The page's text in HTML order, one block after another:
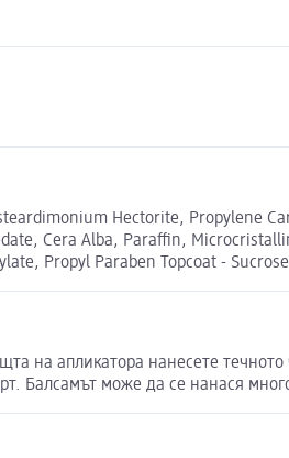
Hectorite, Propylene
Cera Alba, Paraffin,
Propyl Paraben Topcoat -
на апликатора нанесете
Балсамът може да се нанася